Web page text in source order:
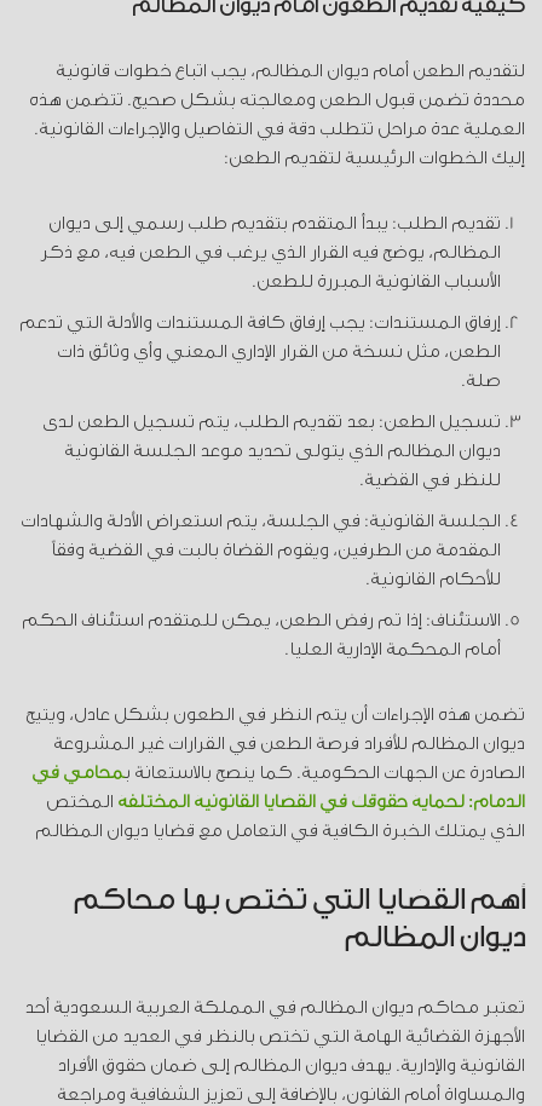
كيفية تقديم الطعون أمام ديوان المظالم
لتقديم الطعن أمام ديوان المظالم، يجب اتباع خطوات قانونية
محددة تضمن قبول الطعن ومعالجته بشكل صحيح. تتضمن هذه
العملية عدة مراحل تتطلب دقة في التفاصيل والإجراءات القانونية.
إليك الخطوات الرئيسية لتقديم الطعن:
تقديم الطلب: يبدأ المتقدم بتقديم طلب رسمي إلى ديوان
المظالم، يوضح فيه القرار الذي يرغب في الطعن فيه، مع ذكر
الأسباب القانونية المبررة للطعن.
إرفاق المستندات: يجب إرفاق كافة المستندات والأدلة التي تدعم
الطعن، مثل نسخة من القرار الإداري المعني وأي وثائق ذات
صلة.
تسجيل الطعن: بعد تقديم الطلب، يتم تسجيل الطعن لدى
ديوان المظالم الذي يتولى تحديد موعد الجلسة القانونية
للنظر في القضية.
الجلسة القانونية: في الجلسة، يتم استعراض الأدلة والشهادات
المقدمة من الطرفين، ويقوم القضاة بالبت في القضية وفقاً
للأحكام القانونية.
الاستئناف: إذا تم رفض الطعن، يمكن للمتقدم استئناف الحكم
أمام المحكمة الإدارية العليا.
تضمن هذه الإجراءات أن يتم النظر في الطعون بشكل عادل، ويتيح
ديوان المظالم للأفراد فرصة الطعن في القرارات غير المشروعة
الصادرة عن الجهات الحكومية. كما ينصح بالاستعانة بمحامي في
الدمام: لحماية حقوقك في القضايا القانونية المختلفة المختص
الذي يمتلك الخبرة الكافية في التعامل مع قضايا ديوان المظالم
أهم القضايا التي تختص بها محاكم
ديوان المظالم
تعتبر محاكم ديوان المظالم في المملكة العربية السعودية أحد
الأجهزة القضائية الهامة التي تختص بالنظر في العديد من القضايا
القانونية والإدارية. يهدف ديوان المظالم إلى ضمان حقوق الأفراد
والمساواة أمام القانون، بالإضافة إلى تعزيز الشفافية ومراجعة